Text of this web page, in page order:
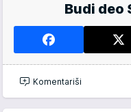
Budi deo
Komentariši